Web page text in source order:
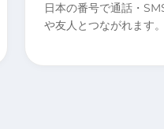
日本の番号で通話・
や友人とつながれます。